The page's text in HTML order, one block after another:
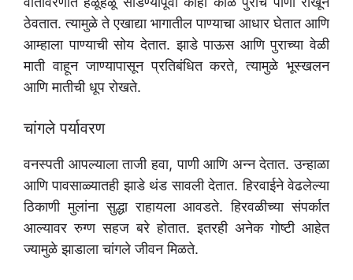
ठेवतात. त्यामुळे ते एखाद्या भागातील पाण्याचा आधार घेतात आणि
आम्हाला पाण्याची सोय देतात. झाडे पाऊस आणि पुराच्या वेळी
माती वाहून जाण्यापासून प्रतिबंधित करते, त्यामुळे भूस्खलन
आणि मातीची धूप रोखते.
चांगले पर्यावरण
वनस्पती आपल्याला ताजी हवा, पाणी आणि अन्न देतात. उन्हाळा
आणि पावसाळ्यातही झाडे थंड सावली देतात. हिरवाईने वेढलेल्या
ठिकाणी मुलांना सुद्धा राहायला आवडते. हिरवळीच्या संपर्कात
आल्यावर रुग्ण सहज बरे होतात. इतरही अनेक गोष्टी आहेत
ज्यामुळे झाडाला चांगले जीवन मिळते.